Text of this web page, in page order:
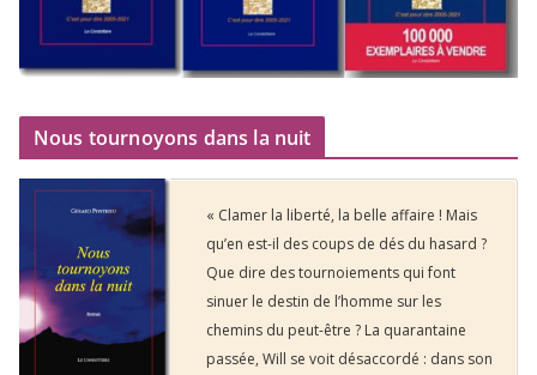
Nous tournoyons dans la nuit
« Clamer la liberté, la belle affaire ! Mais
qu’en est-il des coups de dés du hasard ?
Que dire des tournoiements qui font
sinuer le destin de l’homme sur les
chemins du peut-être ? La quarantaine
passée, Will se voit désaccordé : dans son